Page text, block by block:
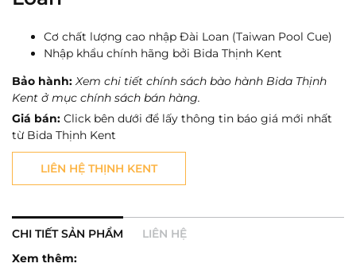
Cơ chất lượng cao nhập Đài Loan (Taiwan Pool Cue)
Nhập khẩu chính hãng bởi Bida Thịnh Kent
Bảo hành: Xem chi tiết chính sách bào hành Bida Thịnh
Kent ở mục chính sách bán hàng.
Giá bán: Click bên dưới để lấy thông tin báo giá mới nhất
từ Bida Thịnh Kent
LIÊN HỆ THỊNH KENT
CHI TIẾT SẢN PHẨM
LIÊN HỆ
Xem thêm: